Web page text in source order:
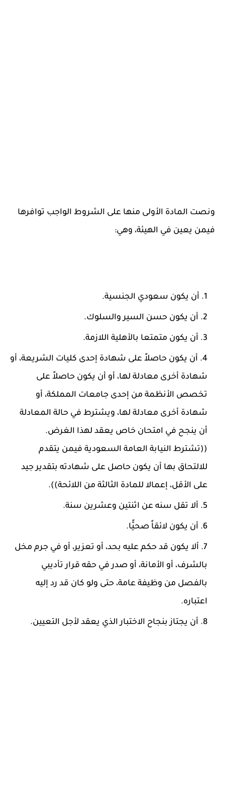
ونصت المادة الأولى منها على الشروط الواجب توافرها
فيمن يعين في الهيئة، وهي:
أن يكون سعودي الجنسية.
أن يكون حسن السير والسلوك.
أن يكون متمتعا بالأهلية اللازمة.
أن يكون حاصلاً على شهادة إحدى كليات الشريعة، أو
شهادة أخرى معادلة لها، أو أن يكون حاصلاً على
تخصص الأنظمة من إحدى جامعات المملكة، أو
شهادة أخرى معادلة لها، ويشترط في حالة المعادلة
أن ينجح في امتحان خاص يعقد لهذا الغرض.
((تشترط النيابة العامة السعودية فيمن يتقدم
للالتحاق بها أن يكون حاصل على شهادته بتقدير جيد
على الأقل، إعمالا للمادة الثالثة من اللائحة)).
ألا تقل سنه عن اثنتين وعشرين سنة.
أن يكون لائقاً صحيًّا.
ألا يكون قد حكم عليه بحد، أو تعزير، أو في جرم مخل
بالشرف، أو الأمانة، أو صدر في حقه قرار تأديبي
بالفصل من وظيفة عامة، حتى ولو كان قد رد إليه
اعتباره.
أن يجتاز بنجاح الاختبار الذي يعقد لأجل التعيين.